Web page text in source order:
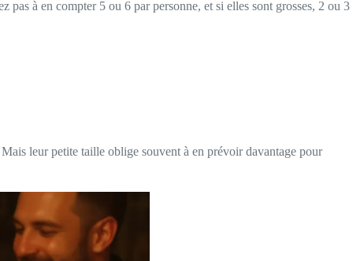
à en compter 5 ou 6 par personne, et si elles sont grosses, 2 ou 3
leur petite taille oblige souvent à en prévoir davantage pour